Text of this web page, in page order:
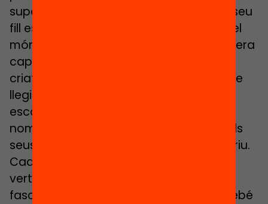
suposar un plus. Un cop matriculats, el seu
fill es va submergir immediatament en el
món dels dinosaures. «Reconec que no era
capaç d’anomenar cap d’aquelles
criatures prehistòriques i ara, després de
llegir, veure pel·lícules, anar al museu i
escoltar amb atenció el meu fill, ja no
només puc posar nom a gairebé tots els
seus ninos, sinó que els classifico», somriu.
Cada nit se cita amb un d’aquests
vertebrats terrestres del juràssic que
fascinen el Jan. L’enciclopèdia de «gairebé